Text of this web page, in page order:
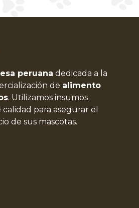
peruana dedicada a la
de alimento
. Utilizamos insumos
para asegurar el
de sus mascotas.